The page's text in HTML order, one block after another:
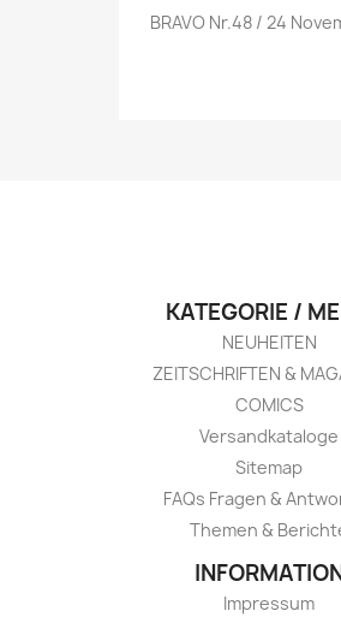
Vorschau
BRAVO Nr.48 / 24
KATEGORIE /
NEUHEITEN
ZEITSCHRIFTEN &
COMICS
Versandkataloge
Sitemap
FAQs Fragen &
Themen &
Impressum